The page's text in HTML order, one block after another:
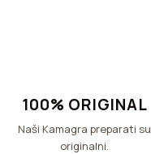
100% ORIGINAL
Naši Kamagra preparati su
originalni.